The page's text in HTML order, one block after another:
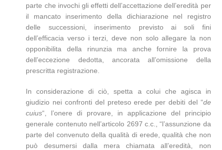
parte che invochi gli effetti dell’accettazione dell’eredità per
il mancato inserimento della dichiarazione nel registro
delle successioni, inserimento previsto ai soli fini
dell’efficacia verso i terzi, deve non solo allegare la non
opponibilita della rinunzia ma anche fornire la prova
dell’eccezione dedotta, ancorata all’omissione della
prescritta registrazione.
In considerazione di ciò, spetta a colui che agisca in
giudizio nei confronti del preteso erede per debiti del “de
cuius“, l’onere di provare, in applicazione del principio
generale contenuto nell’articolo 2697 c.c., “l’assunzione da
parte del convenuto della qualità di erede, qualità che non
può desumersi dalla mera chiamata all’eredità, non